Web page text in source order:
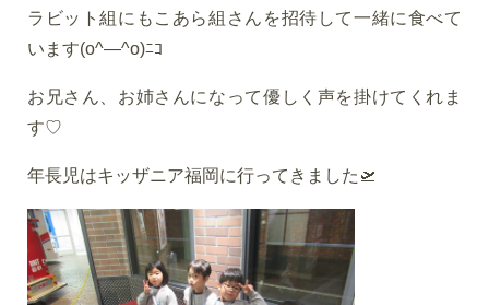
ラビット組にもこあら組さんを招待して一緒に食べて
います(o^―^o)ﾆｺ
お兄さん、お姉さんになって優しく声を掛けてくれま
す♡
年長児はキッザニア福岡に行ってきました🛫